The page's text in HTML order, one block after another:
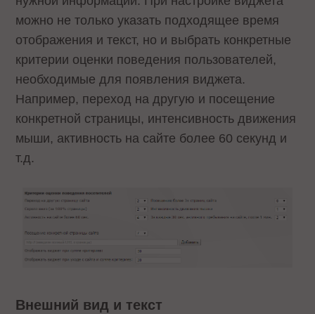
можно не только указать подходящее время
отображения и текст, но и выбрать конкретные
критерии оценки поведения пользователей,
необходимые для появления виджета.
Например, переход на другую и посещение
конкретной страницы, интенсивность движения
мыши, активность на сайте более 60 секунд и
т.д.
Внешний вид и текст